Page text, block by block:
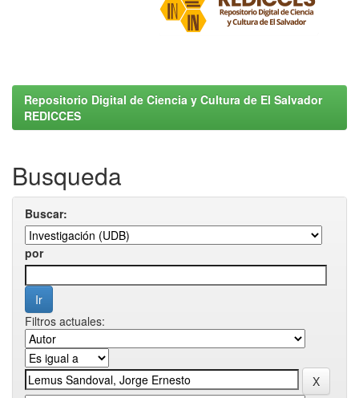
Repositorio Digital de Ciencia y Cultura de El Salvador
REDICCES
Busqueda
Buscar:
por
Filtros actuales: